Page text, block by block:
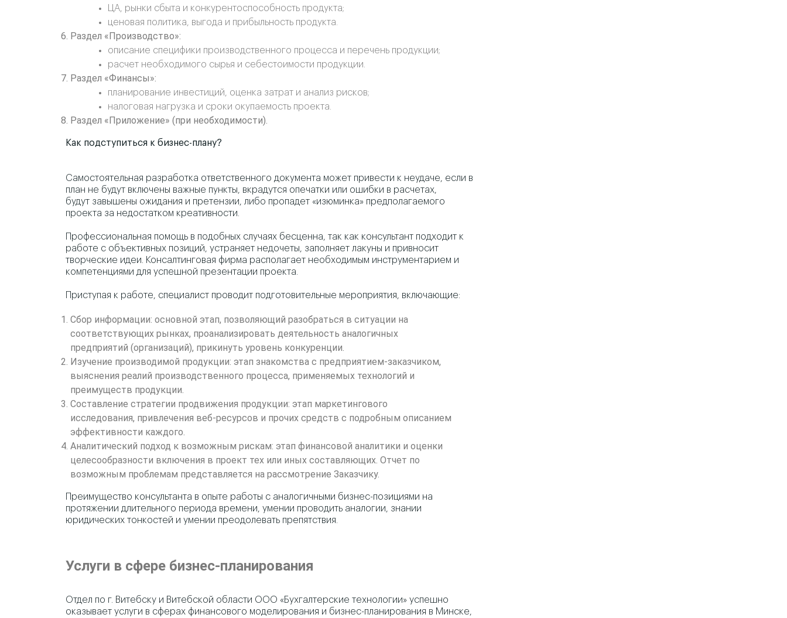
ЦА, рынки сбыта и конкурентоспособность продукта;
ценовая политика, выгода и прибыльность продукта.
Раздел «Производство»:
описание специфики производственного процесса и перечень продукции;
расчет необходимого сырья и себестоимости продукции.
Раздел «Финансы»:
планирование инвестиций, оценка затрат и анализ рисков;
налоговая нагрузка и сроки окупаемость проекта.
Раздел «Приложение» (при необходимости).
Как подступиться к бизнес-плану?
Самостоятельная разработка ответственного документа может привести к неудаче, если в
план не будут включены важные пункты, вкрадутся опечатки или ошибки в расчетах,
будут завышены ожидания и претензии, либо пропадет «изюминка» предполагаемого
проекта за недостатком креативности.
Профессиональная помощь в подобных случаях бесценна, так как консультант подходит к
работе с объективных позиций, устраняет недочеты, заполняет лакуны и привносит
творческие идеи. Консалтинговая фирма располагает необходимым инструментарием и
компетенциями для успешной презентации проекта.
Приступая к работе, специалист проводит подготовительные мероприятия, включающие:
Сбор информации: основной этап, позволяющий разобраться в ситуации на
соответствующих рынках, проанализировать деятельность аналогичных
предприятий (организаций), прикинуть уровень конкуренции.
Изучение производимой продукции: этап знакомства с предприятием-заказчиком,
выяснения реалий производственного процесса, применяемых технологий и
преимуществ продукции.
Составление стратегии продвижения продукции: этап маркетингового
исследования, привлечения веб-ресурсов и прочих средств с подробным описанием
эффективности каждого.
Аналитический подход к возможным рискам: этап финансовой аналитики и оценки
целесообразности включения в проект тех или иных составляющих. Отчет по
возможным проблемам представляется на рассмотрение Заказчику.
Преимущество консультанта в опыте работы с аналогичными бизнес-позициями на
протяжении длительного периода времени, умении проводить аналогии, знании
юридических тонкостей и умении преодолевать препятствия.
Услуги в сфере бизнес-планирования
Отдел по г. Витебску и Витебской области ООО «Бухгалтерские технологии» успешно
оказывает услуги в сферах финансового моделирования и бизнес-планирования в Минске,